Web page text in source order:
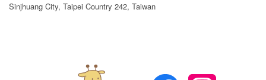
Sinjhuang City, Taipei Country 242, Taiwan